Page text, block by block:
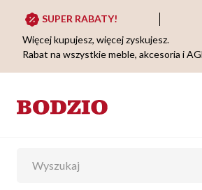
SUPER RABATY!
Więcej kupujesz, więcej zyskujesz.
Rabat na wszystkie meble, akcesoria i